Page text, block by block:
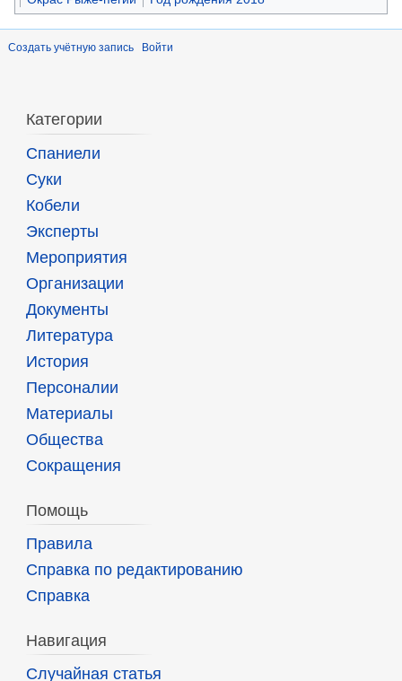
Создать учётную запись Войти
Категории
Спаниели
Суки
Кобели
Эксперты
Мероприятия
Организации
Документы
Литература
История
Персоналии
Материалы
Общества
Сокращения
Помощь
Правила
Справка по редактированию
Справка
Навигация
Случайная статья